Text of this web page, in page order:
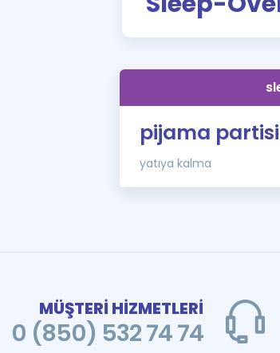
pijama partisi
yatıya kalma
MÜŞTERİ HİZMETLERİ
0 (850) 532 74 74